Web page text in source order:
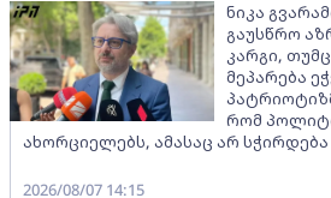
ნიკა
გაუსწრო
კარგი,
მეპარება
რომ
ახორციელებს, ამასაც არ სჭირდება
2026/08/07 14:15